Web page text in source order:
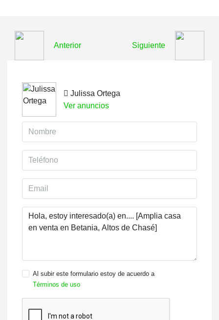
Anterior Siguiente
Julissa Ortega
Ver anuncios
Al subir este formulario estoy de acuerdo a
Términos de uso